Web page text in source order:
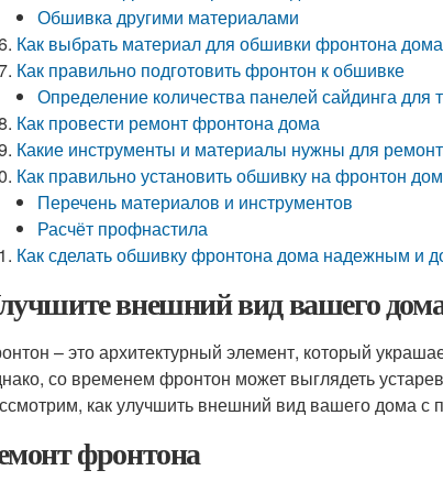
Обшивка другими материалами
Как выбрать материал для обшивки фронтона дома
Как правильно подготовить фронтон к обшивке
Определение количества панелей сайдинга для
Как провести ремонт фронтона дома
Какие инструменты и материалы нужны для
Как правильно установить обшивку на фронтон
Перечень материалов и инструментов
Расчёт профнастила
Как сделать обшивку фронтона дома надежным и
внешний вид вашего
– это архитектурный элемент, который
со временем фронтон может выглядеть
как улучшить внешний вид вашего дома
фронтона